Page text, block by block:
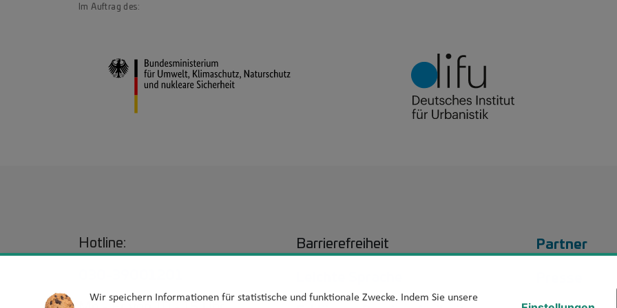
Im Auftrag des:
Hotline: Barrierefreiheit Footer
Partner
Wir speichern Informationen für statistische und funktionale Zwecke. Indem Sie unsere